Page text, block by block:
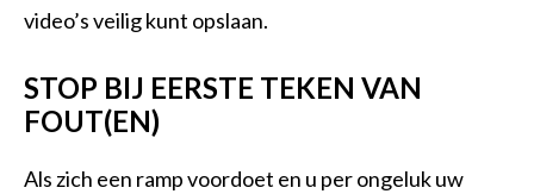
video’s veilig kunt opslaan.
STOP BIJ EERSTE TEKEN VAN
FOUT(EN)
Als zich een ramp voordoet en u per ongeluk uw